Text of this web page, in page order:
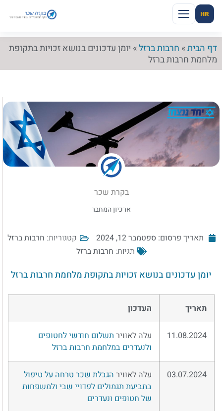
HR
דף הבית» חרבות ברזל» יומן עדכונים בנושא זכויות בתקופת
מלחמת חרבות ברזל
בקרת שכר
ארכיון המחבר
תאריך פרסום: ספטמבר 12, 2024 קטגוריות: חרבות ברזל
תגיות: חרבות ברזל
יומן עדכונים בנושא זכויות בתקופת מלחמת חרבות ברזל
תאריך העדכון
11.08.2024 עלה לאוויר תשלום חודשי לחטופים
ולנעדרים במלחמת חרבות ברזל
03.07.2024 עלה לאוויר הגבלת שכר טרחה על טיפול
בתביעת תגמולים לפדויי שבי ולמשפחות
של חטופים ונעדרים